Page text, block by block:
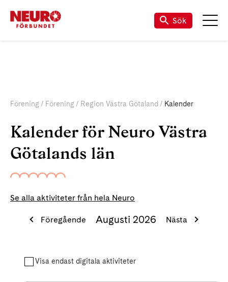
Sök
Förening Förening Region Västra Götaland Kalender
Kalender för Neuro Västra
Götalands län
Se alla aktiviteter från hela Neuro
Föregående Augusti 2026 Nästa
Visa endast digitala aktiviteter